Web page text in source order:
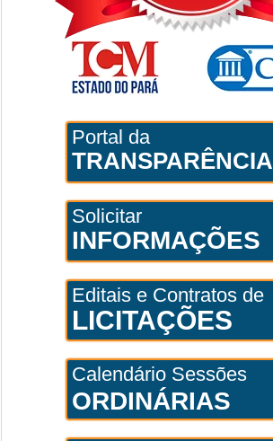
Portal da
TRANSPARÊNCIA
Solicitar
INFORMAÇÕES
Editais e Contratos de
LICITAÇÕES
Calendário Sessões
ORDINÁRIAS